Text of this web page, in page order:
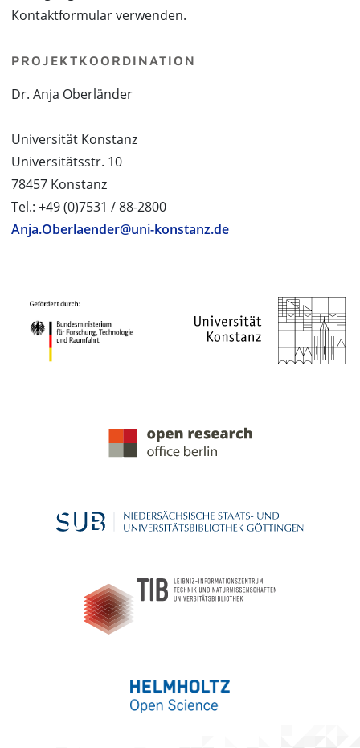
Kontaktformular verwenden.
PROJEKTKOORDINATION
Dr. Anja Oberländer
Universität Konstanz
Universitätsstr. 10
78457 Konstanz
Tel.: +49 (0)7531 / 88-2800
Anja.Oberlaender@uni-konstanz.de